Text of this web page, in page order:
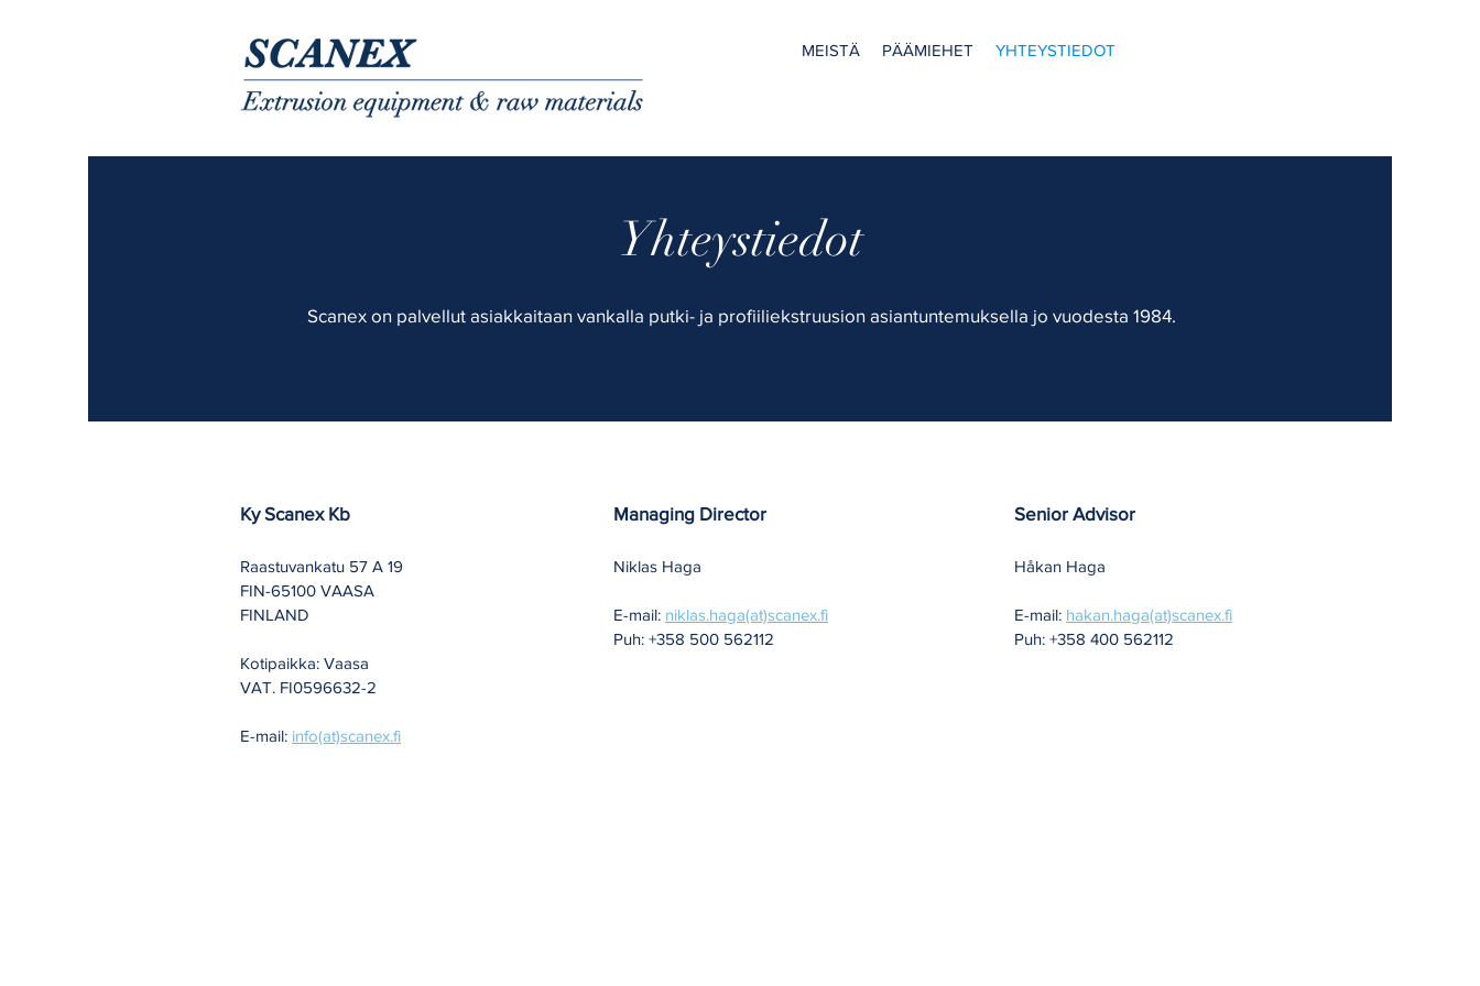
MEISTÄ PÄÄMIEHET YHTEYSTIEDOT
Yhteystiedot
Scanex on palvellut asiakkaitaan vankalla putki- ja profiiliekstruusion asiantuntemuksella jo vuodesta 1984.
Ky Scanex Kb
Raastuvankatu 57 A 19
FIN-65100 VAASA
FINLAND
Kotipaikka: Vaasa
VAT. FI0596632-2
E-mail: info(at)scanex.fi
Managing Director
Niklas Haga
E-mail: niklas.haga(at)scanex.fi
Puh: +358 500 562112
Senior Advisor
Håkan Haga
E-mail: hakan.haga(at)scanex.fi
Puh: +358 400 562112